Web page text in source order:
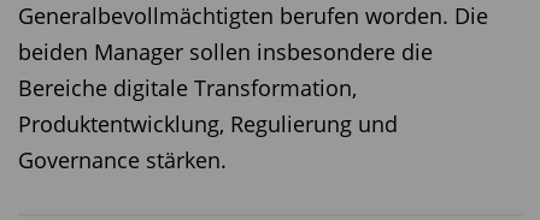
Generalbevollmächtigten berufen worden. Die
beiden Manager sollen insbesondere die
Bereiche digitale Transformation,
Produktentwicklung, Regulierung und
Governance stärken.